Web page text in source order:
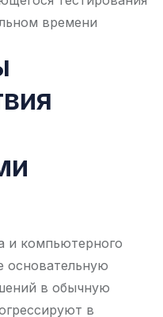
времени
и компьютерного
основательную
в обычную
в